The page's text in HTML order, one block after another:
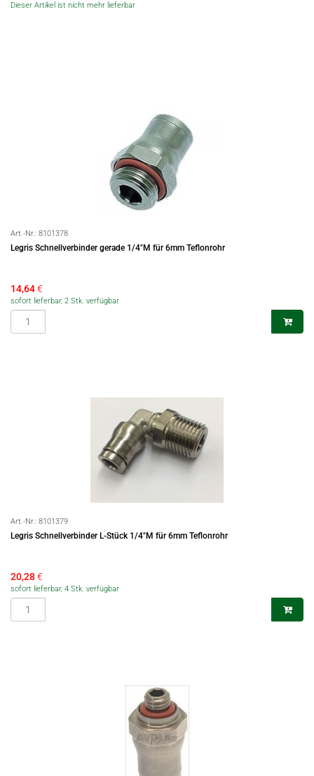
Dieser Artikel ist nicht mehr lieferbar
Art.-Nr.: 8101378
Legris Schnellverbinder gerade 1/4"M für 6mm Teflonrohr
14,64€
sofort lieferbar, 2 Stk. verfügbar
Art.-Nr.: 8101379
Legris Schnellverbinder L-Stück 1/4"M für 6mm Teflonrohr
20,28€
sofort lieferbar, 4 Stk. verfügbar